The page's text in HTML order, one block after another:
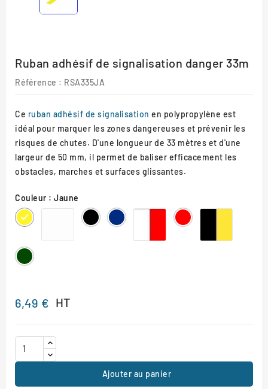
Ruban adhésif de signalisation danger 33m
Référence : RSA335JA
Ce ruban adhésif de signalisation en polypropylène est
idéal pour marquer les zones dangereuses et prévenir les
risques de chutes. D'une longueur de 33 mètres et d'une
largeur de 50 mm, il permet de baliser efficacement les
obstacles, marches et surfaces glissantes.
Couleur : Jaune
Jaune
Blanc Noir Bleu Rouge/Blanc
Rouge Noir/
Vert
6,49 € HT
Ajouter au panier